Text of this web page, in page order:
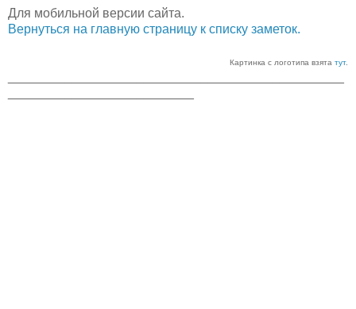
Для мобильной версии сайта.
Вернуться на главную страницу к списку заметок.
Картинка с логотипа взята тут.